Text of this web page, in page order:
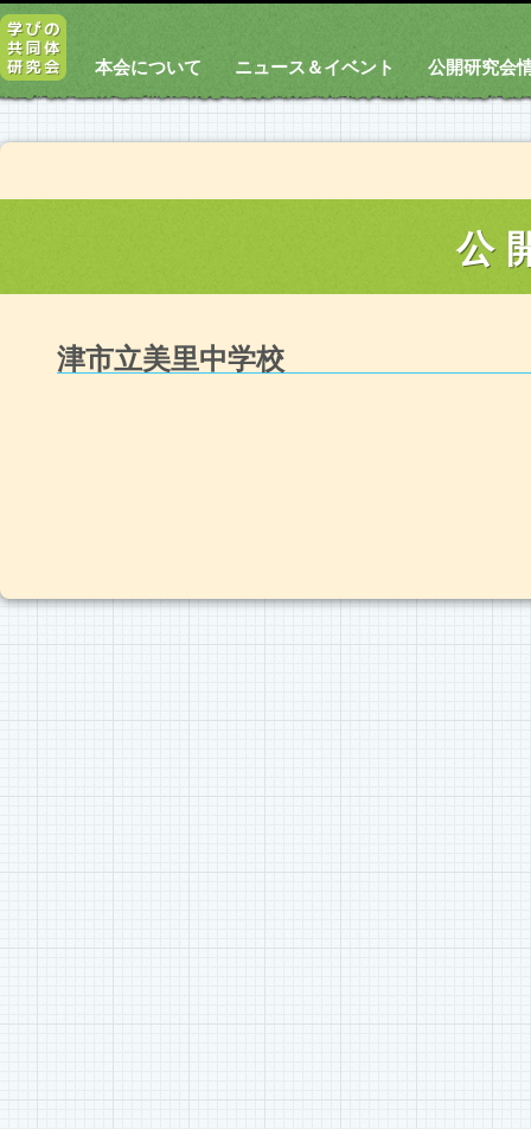
本会について ニュース＆イベント 公開研究会
公
津市立美里中学校